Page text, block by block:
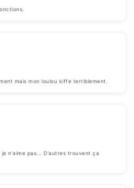
mais mon loulou kiffe terriblement.
n'aime pas... D'autres trouvent ça